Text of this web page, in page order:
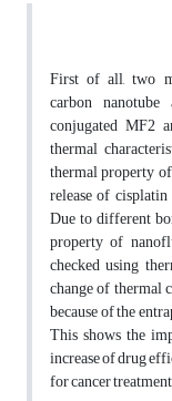
First of all, two
carbon
conjugated MF2
thermal
thermal property
release of
Due to different
property of
checked using
change of
because of the
This shows the
increase of drug
for cancer